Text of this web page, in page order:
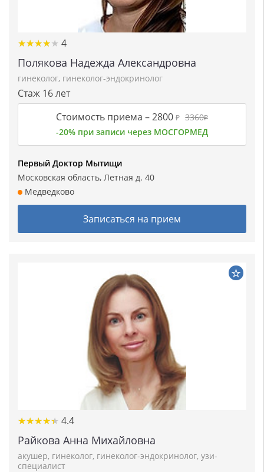
★★★★★
★★★★★ 4
Полякова Надежда Александровна
гинеколог, гинеколог-эндокринолог
Стаж 16 лет
Стоимость приема –2800 ₽ 3360₽
-20% при записи через МОСГОРМЕД
Первый Доктор Мытищи
Московская область, Летная д. 40
Медведково
Записаться на прием
★★★★★
★★★★★ 4.4
Райкова Анна Михайловна
акушер, гинеколог, гинеколог-эндокринолог, узи-
специалист